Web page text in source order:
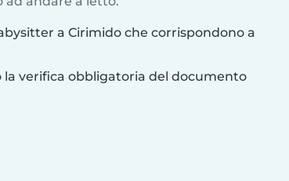
a Cirimido che corrispondono a
verifica obbligatoria del documento